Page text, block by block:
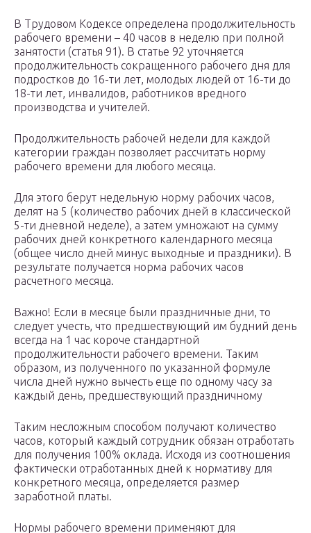
В Трудовом Кодексе определена продолжительность
рабочего времени – 40 часов в неделю при полной
занятости (статья 91). В статье 92 уточняется
продолжительность сокращенного рабочего дня для
подростков до 16-ти лет, молодых людей от 16-ти до
18-ти лет, инвалидов, работников вредного
производства и учителей.
Продолжительность рабочей недели для каждой
категории граждан позволяет рассчитать норму
рабочего времени для любого месяца.
Для этого берут недельную норму рабочих часов,
делят на 5 (количество рабочих дней в классической
5-ти дневной неделе), а затем умножают на сумму
рабочих дней конкретного календарного месяца
(общее число дней минус выходные и праздники). В
результате получается норма рабочих часов
расчетного месяца.
Важно! Если в месяце были праздничные дни, то
следует учесть, что предшествующий им будний день
всегда на 1 час короче стандартной
продолжительности рабочего времени. Таким
образом, из полученного по указанной формуле
числа дней нужно вычесть еще по одному часу за
каждый день, предшествующий праздничному
Таким несложным способом получают количество
часов, который каждый сотрудник обязан отработать
для получения 100% оклада. Исходя из соотношения
фактически отработанных дней к нормативу для
конкретного месяца, определяется размер
заработной платы.
Нормы рабочего времени применяют для